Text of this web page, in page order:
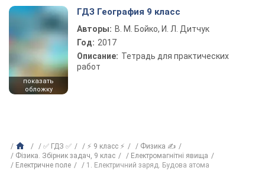
показать
обложку
ГДЗ География 9 класс
Авторы: В. М. Бойко, И. Л. Дитчук
Год: 2017
Описание: Тетрадь для практических
работ
✅ ГДЗ ✅ ⚡ 9 класс ⚡
Физика ✍
Фізика. Збірник задач, 9 клас
Електромагнітні явища
Електричне поле
1. Електричний заряд. Будова атома